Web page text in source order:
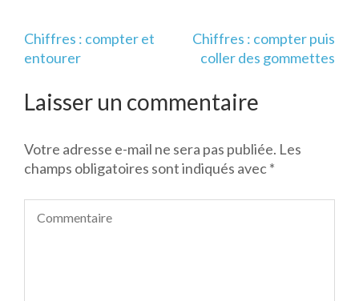
Navigation
de
Chiffres : compter et
entourer
Chiffres : compter puis
coller des gommettes
Laisser un commentaire
Votre adresse e-mail ne sera pas publiée. Les
champs obligatoires sont indiqués avec*